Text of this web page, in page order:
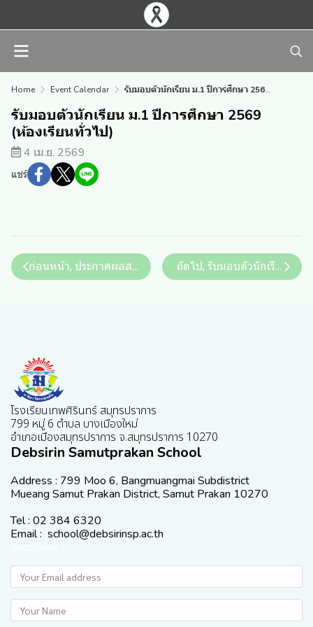
Home Event Calendar รับมอบตัวนักเรียน ม.1 ปีการศึกษา 2569 (ห้องเรียนทั่วไป)
รับมอบตัวนักเรียน ม.1 ปีการศึกษา 2569
(ห้องเรียนทั่วไป)
4 เม.ย. 2569
แชร์
ก่อนหน้า, ประกาศผลสอบคัดเลือกนักเรียน ม.4 ปีการศึกษา
ถัดไป, รับมอบตัวนักเรียน ม
โรงเรียนเทพศิรินทร์ สมุทรปราการ
799 หมู่ 6 ตำบล บางเมืองใหม่
อำเภอเมืองสมุทรปราการ จ.สมุทรปราการ 10270
Debsirin Samutprakan School
Address : 799 Moo 6, Bangmuangmai Subdistrict
Mueang Samut Prakan District, Samut Prakan 10270
Tel : 02 384 6320
Email : school@debsirinsp.ac.th